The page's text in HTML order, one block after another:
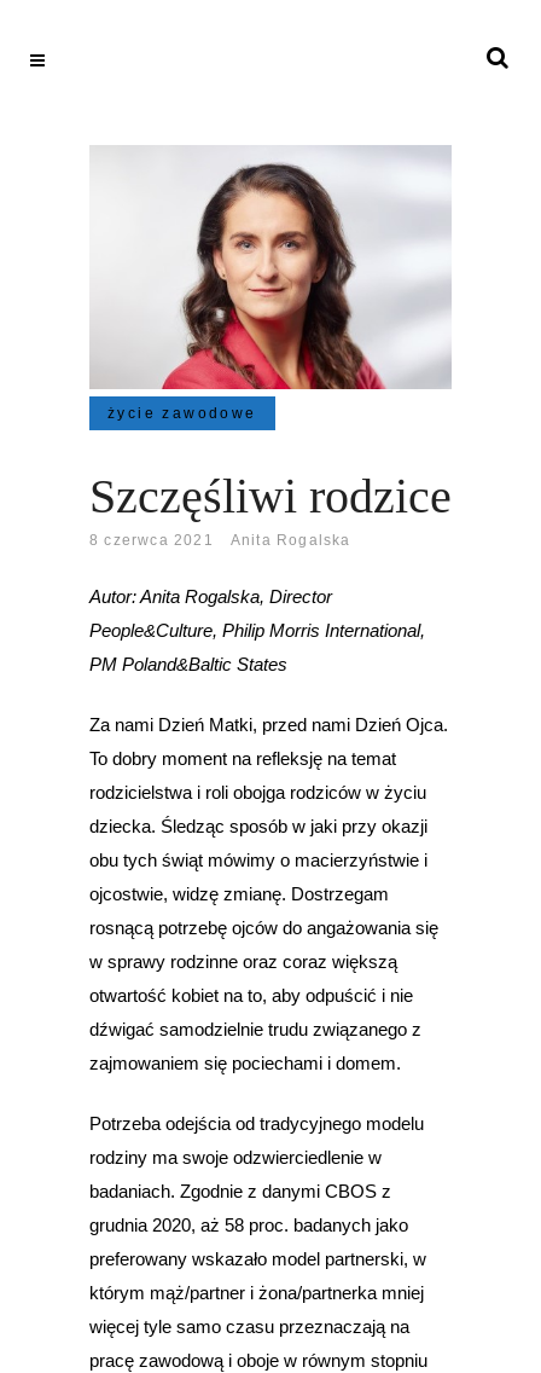
życie zawodowe
Szczęśliwi rodzice
8 czerwca 2021 Anita Rogalska
Autor: Anita Rogalska, Director
People&Culture, Philip Morris International,
PM Poland&Baltic States
Za nami Dzień Matki, przed nami Dzień Ojca.
To dobry moment na refleksję na temat
rodzicielstwa i roli obojga rodziców w życiu
dziecka. Śledząc sposób w jaki przy okazji
obu tych świąt mówimy o macierzyństwie i
ojcostwie, widzę zmianę. Dostrzegam
rosnącą potrzebę ojców do angażowania się
w sprawy rodzinne oraz coraz większą
otwartość kobiet na to, aby odpuścić i nie
dźwigać samodzielnie trudu związanego z
zajmowaniem się pociechami i domem.
Potrzeba odejścia od tradycyjnego modelu
rodziny ma swoje odzwierciedlenie w
badaniach. Zgodnie z danymi CBOS z
grudnia 2020, aż 58 proc. badanych jako
preferowany wskazało model partnerski, w
którym mąż/partner i żona/partnerka mniej
więcej tyle samo czasu przeznaczają na
pracę zawodową i oboje w równym stopniu